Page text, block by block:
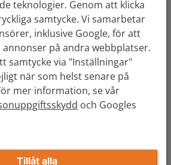
ekonomiskt perspektiv är ofta
hantera varje affär separat.
för olika alternativ:Om du
inte är nöjd med erbjudandet
andra alternativ, såsom en
bilköpare, istället för att sälja
bilhandlare.
teknologier. Genom att klicka
samtycke. Vi samarbetar
inklusive Google, för att
på andra webbplatser.
samtycke via "Inställningar"
när som helst senare på
mer information, se vår
och Googles
Tillåt alla